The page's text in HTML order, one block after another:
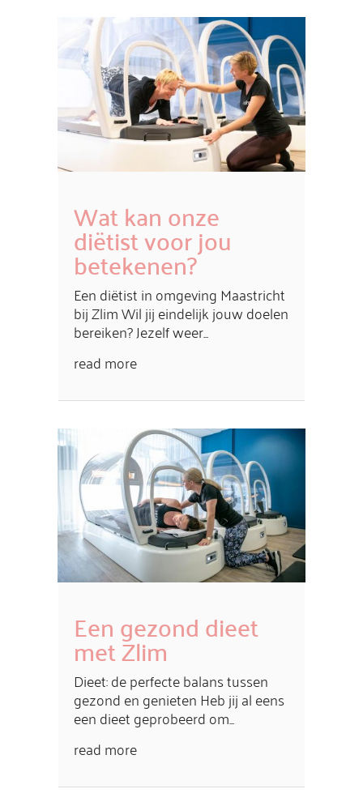
Wat kan onze
diëtist voor jou
betekenen?
Een diëtist in omgeving Maastricht
bij Zlim Wil jij eindelijk jouw doelen
bereiken? Jezelf weer...
read more
Een gezond dieet
met Zlim
Dieet: de perfecte balans tussen
gezond en genieten Heb jij al eens
een dieet geprobeerd om...
read more